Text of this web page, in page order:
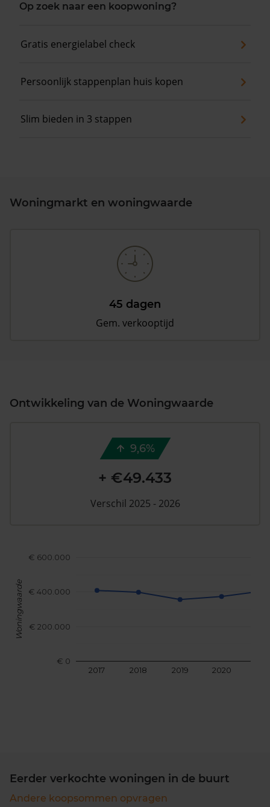
Op zoek naar een koopwoning?
Gratis energielabel check
Persoonlijk stappenplan huis kopen
Slim bieden in 3 stappen
Woningmarkt en woningwaarde
45 dagen
Gem. verkooptijd
Ontwikkeling van de Woningwaarde
2017 2018 2019 2020
€ 0
€ 200.000
€ 400.000
€ 600.000
Woningwaarde
9,6%
+ €49.433
Verschil 2025 - 2026
Eerder verkochte woningen in de buurt
Andere koopsommen opvragen